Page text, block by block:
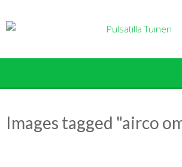
naar
inhoud
Images tagged "airco